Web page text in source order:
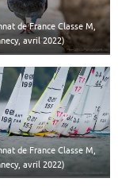
de France Classe M,
avril 2022)
de France Classe M,
avril 2022)